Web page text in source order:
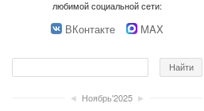
любимой социальной сети:
ВКонтакте MAX
◄ Ноябрь'2025 ►